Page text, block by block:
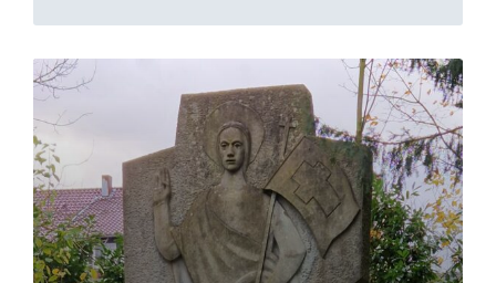
Mehr
erfahren